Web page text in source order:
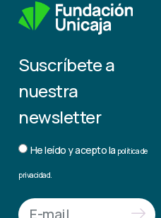
Suscríbete a
nuestra
newsletter
He leído y acepto la política de
privacidad.